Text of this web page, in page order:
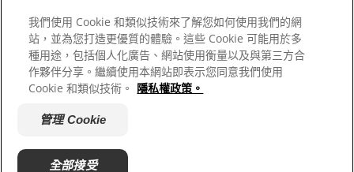
© 2025 Hill's Pet Nutrition, Inc.
版權所有。
本文所使用的商標僅指在美國註冊的商標；在其他地區的註
冊狀態可能有所不同。您使用本網站須遵守我們的條款。
我們使用 Cookie 和類似技術來了解您如何使用我們的網
站，並為您打造更優質的體驗。這些 Cookie 可能用於多
種用途，包括個人化廣告、網站使用衡量以及與第三方合
作夥伴分享。繼續使用本網站即表示您同意我們使用
Cookie 和類似技術。 隱私權政策。
管理 Cookie
全部接受